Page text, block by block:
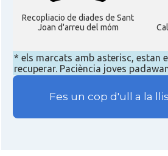
Recopliacio de diades de Sant
Joan d'arreu del móm
* els marcats amb asterisc, estan
recuperar. Paciència joves
Fes un cop d'ull a la